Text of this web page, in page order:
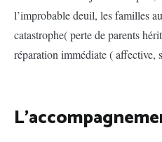
l’improbable deuil, les familles
catastrophe( perte de parents
réparation immédiate ( affective,